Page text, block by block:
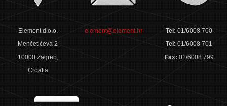
Element d.o.o.
Menčetićeva 2
10000 Zagreb,
Croatia
element@element.hr Tel:01/6008 700
Tel:01/6008 701
Fax: 01/6008 799